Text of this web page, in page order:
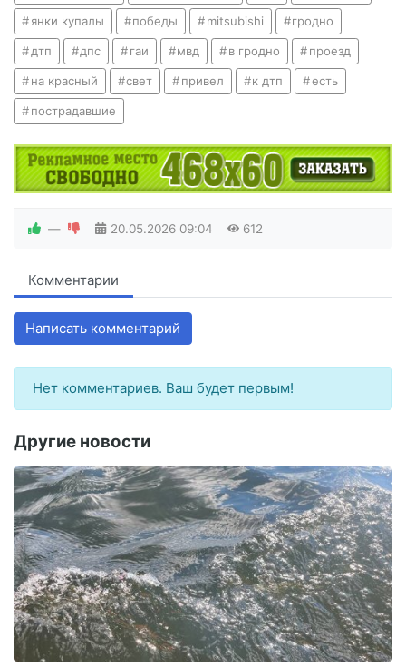
янки купалы победы mitsubishi гродно
дтп дпс гаи мвд в гродно проезд
на красный свет привел к дтп есть
пострадавшие
— 20.05.2026 09:04 612
Комментарии
Написать комментарий
Нет комментариев. Ваш будет первым!
Другие новости